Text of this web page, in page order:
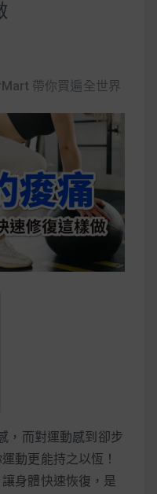
極指南，讓你一次搞
帶你買遍全世界
，而對運動感到卻步
動更能持之以恆！
身體快速恢復，是